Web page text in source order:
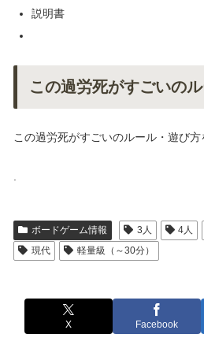
説明書
この過労死がすごいの
この過労死がすごいのルール・遊び方
.
ボードゲーム情報 3人 4人
現代
軽量級（～30分）
X Facebook